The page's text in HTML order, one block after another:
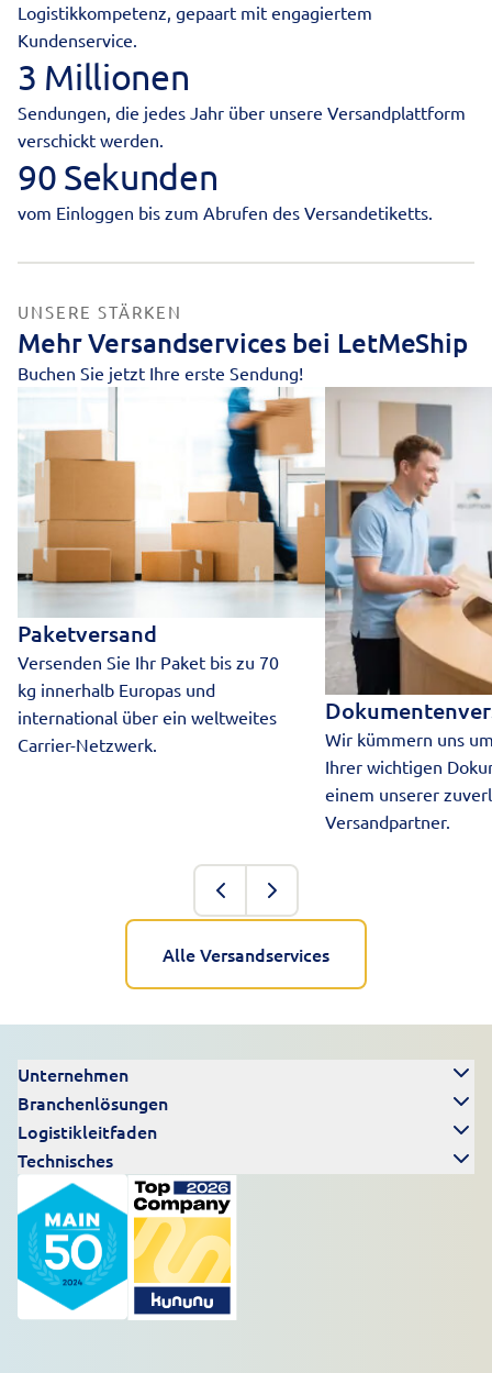
Logistikkompetenz, gepaart mit engagiertem
Kundenservice.
3 Millionen
Sendungen, die jedes Jahr über unsere Versandplattform
verschickt werden.
90 Sekunden
vom Einloggen bis zum Abrufen des Versandetiketts.
UNSERE STÄRKEN
Mehr Versandservices bei LetMeShip
Buchen Sie jetzt Ihre erste Sendung!
Paketversand
Versenden Sie Ihr Paket bis zu 70
kg innerhalb Europas und
international über ein weltweites
Carrier-Netzwerk.
Wir kümmern uns
Ihrer wichtigen
einem unserer
Versandpartner.
Alle Versandservices
Unternehmen
Branchenlösungen
Logistikleitfaden
Technisches